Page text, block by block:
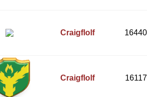
Craigflolf 16440
Craigflolf 16117